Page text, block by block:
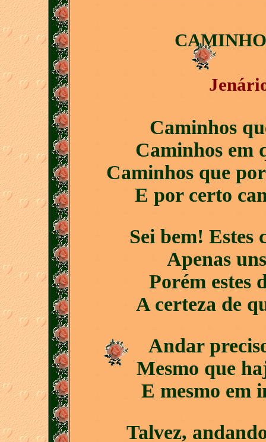
Caminhos
Caminhos em
Caminhos que
E por certo
Sei bem! Estes
Apenas
Porém estes
A certeza de
Andar
Mesmo que
E mesmo em
Talvez,